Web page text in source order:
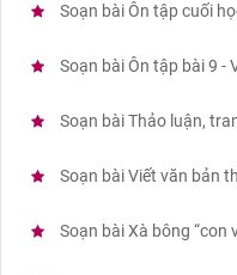
Soạn bài Ôn tập cuối
Soạn bài Ôn tập bài 9 -
Soạn bài Thảo luận,
Soạn bài Viết văn bản
Soạn bài Xà bông “con